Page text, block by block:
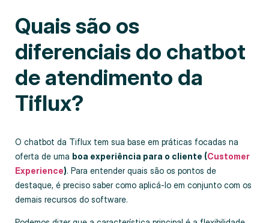
Quais são os
diferenciais do chatbot
de atendimento da
Tiflux?
O chatbot da Tiflux tem sua base em práticas focadas na
oferta de uma boa experiência para o cliente (Customer
Experience). Para entender quais são os pontos de
destaque, é preciso saber como aplicá-lo em conjunto com os
demais recursos do software.